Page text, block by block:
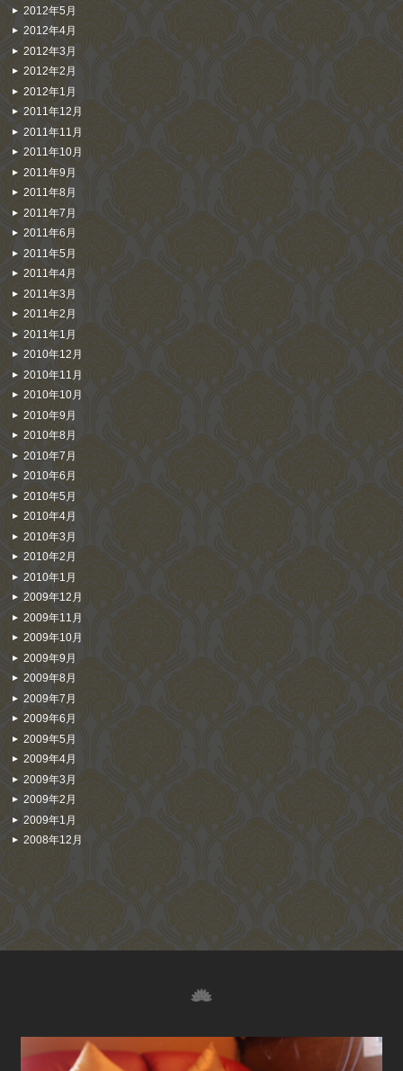
2012年5月
2012年4月
2012年3月
2012年2月
2012年1月
2011年12月
2011年11月
2011年10月
2011年9月
2011年8月
2011年7月
2011年6月
2011年5月
2011年4月
2011年3月
2011年2月
2011年1月
2010年12月
2010年11月
2010年10月
2010年9月
2010年8月
2010年7月
2010年6月
2010年5月
2010年4月
2010年3月
2010年2月
2010年1月
2009年12月
2009年11月
2009年10月
2009年9月
2009年8月
2009年7月
2009年6月
2009年5月
2009年4月
2009年3月
2009年2月
2009年1月
2008年12月